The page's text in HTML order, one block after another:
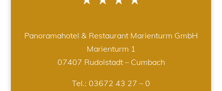
Panoramahotel & Restaurant Marienturm GmbH
Marienturm 1
07407 Rudolstadt – Cumbach
Tel.: 03672 43 27 – 0